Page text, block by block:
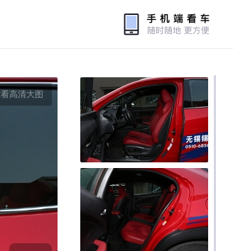
高清大图